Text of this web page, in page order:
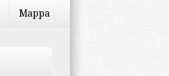
Mappa